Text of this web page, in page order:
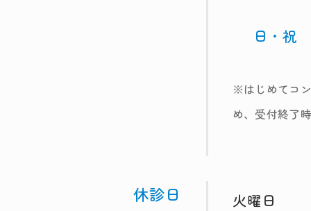
日・祝
※はじめてコ
め、受付終了
休診日 火曜日